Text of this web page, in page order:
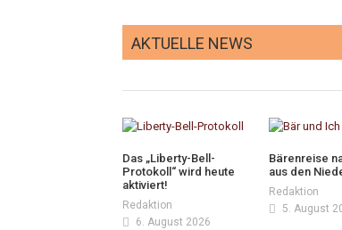
AKTUELLE NEWS
Das „Liberty-Bell-
Protokoll“ wird heute
aktiviert!
Redaktion
6. August 2026
Bärenreise
aus den
Redaktion
5. August